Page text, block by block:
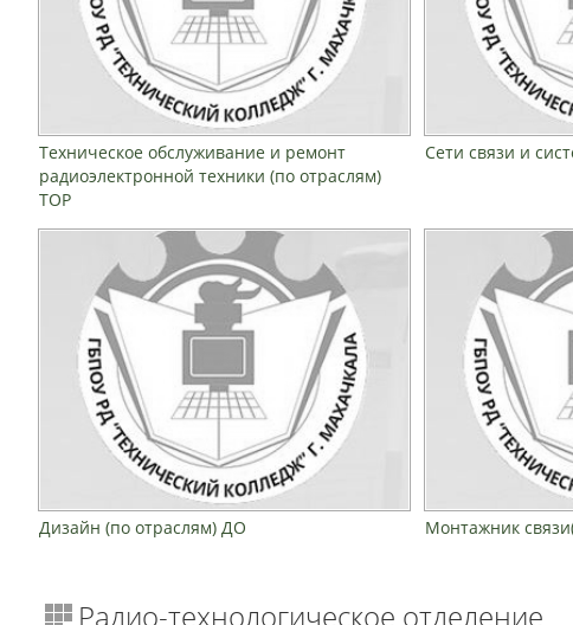
Техническое обслуживание и ремонт
радиоэлектронной техники (по отраслям)
ТОР
Сети связи и
Дизайн (по отраслям) ДО Монтажник
Радио-технологическое отделение